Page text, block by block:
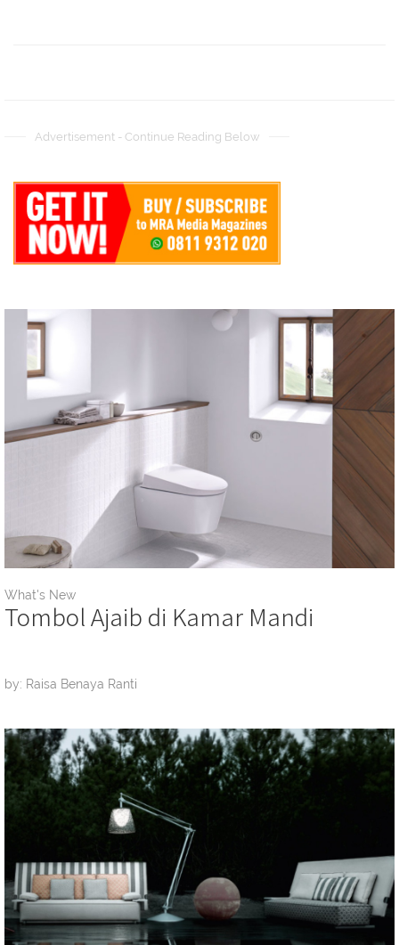
Advertisement - Continue Reading Below
What's New
Tombol Ajaib di Kamar Mandi
by: Raisa Benaya Ranti